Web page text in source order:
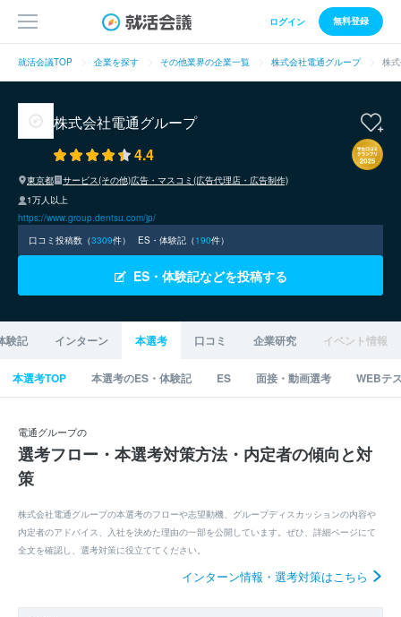
ログイン 無料登録
就活会議TOP 企業を探す その他業界の企業一覧 株式会社電通グループ 株
株式会社電通グループ
4.4
東京都 サービス(その他)広告・マスコミ(広告代理店・広告制作)
1万人以上
https://www.group.dentsu.com/jp/
口コミ投稿数（3309件） ES・体験記（190件）
ES・体験記などを投稿する
験記 インターン 本選考 口コミ 企業研究 イベント情報
本選考TOP 本選考のES・体験記 ES 面接・動画選考 WEBテ
電通グループの
選考フロー・本選考対策方法・内定者の傾向と対
策
株式会社電通グループの本選考のフローや志望動機、グループディスカッションの内容や
内定者のアドバイス、入社を決めた理由の一部を公開しています。ぜひ、詳細ページにて
全文を確認し、選考対策に役立ててください。
インターン情報・選考対策はこちら